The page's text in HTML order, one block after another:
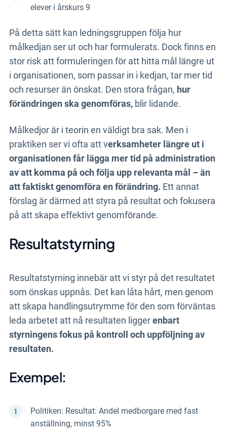
elever i årskurs 9
På detta sätt kan ledningsgruppen följa hur
målkedjan ser ut och har formulerats. Dock finns en
stor risk att formuleringen för att hitta mål längre ut
i organisationen, som passar in i kedjan, tar mer tid
och resurser än önskat. Den stora frågan, hur
förändringen ska genomföras, blir lidande.
Målkedjor är i teorin en väldigt bra sak. Men i
praktiken ser vi ofta att verksamheter längre ut i
organisationen får lägga mer tid på administration
av att komma på och följa upp relevanta mål – än
att faktiskt genomföra en förändring. Ett annat
förslag är därmed att styra på resultat och fokusera
på att skapa effektivt genomförande.
Resultatstyrning
Resultatstyrning innebär att vi styr på det resultatet
som önskas uppnås. Det kan låta hårt, men genom
att skapa handlingsutrymme för den som förväntas
leda arbetet att nå resultaten liggerenbart
styrningens fokus på kontroll och uppföljning av
resultaten.
Exempel:
Politiken: Resultat: Andel medborgare med fast
anställning, minst 95%